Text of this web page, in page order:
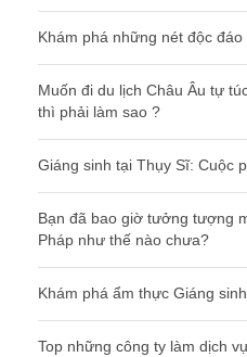
Khám phá những nét độc
Muốn đi du lịch Châu Âu tự
thì phải làm sao ?
Giáng sinh tại Thụy Sĩ: Cuộc
Bạn đã bao giờ tưởng tượng
Pháp như thế nào chưa?
Khám phá ẩm thực Giáng
Top những công ty làm dịch